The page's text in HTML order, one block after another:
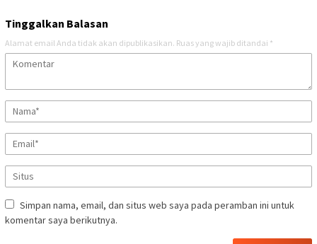
Tinggalkan Balasan
Alamat email Anda tidak akan dipublikasikan. Ruas yang wajib ditandai *
Simpan nama, email, dan situs web saya pada peramban ini untuk
komentar saya berikutnya.